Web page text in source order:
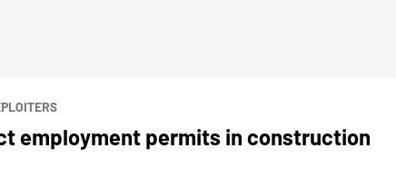
employment permits in construction